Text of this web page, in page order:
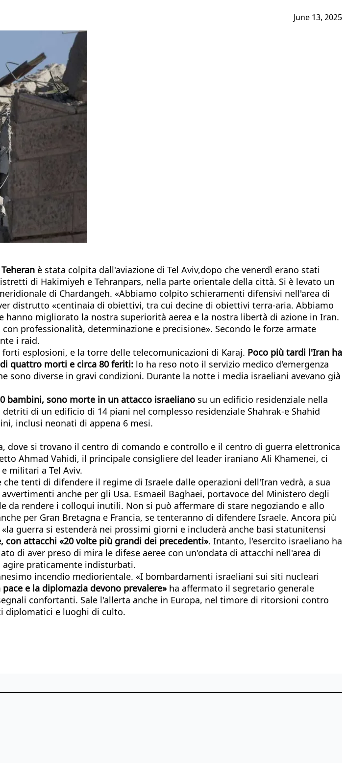
June 13, 2025
Teheran è stata colpita dall'aviazione di Tel Aviv,dopo che venerdì erano stati
di Hakimiyeh e Tehranpars, nella parte orientale della città. Si è levato un
di Chardangeh. «Abbiamo colpito schieramenti difensivi nell'area di
distrutto «centinaia di obiettivi, tra cui decine di obiettivi terra-aria. Abbiamo
migliorato la nostra superiorità aerea e la nostra libertà di azione in Iran.
professionalità, determinazione e precisione». Secondo le forze armate
i raid.
esplosioni, e la torre delle telecomunicazioni di Karaj. Poco più tardi l'Iran ha
quattro morti e circa 80 feriti: lo ha reso noto il servizio medico d'emergenza
sono diverse in gravi condizioni. Durante la notte i media israeliani avevano già
bambini, sono morte in un attacco israeliano su un edificio residenziale nella
di un edificio di 14 piani nel complesso residenziale Shahrak-e Shahid
inclusi neonati di appena 6 mesi.
dove si trovano il centro di comando e controllo e il centro di guerra elettronica
Ahmad Vahidi, il principale consigliere del leader iraniano Ali Khamenei, ci
militari a Tel Aviv.
che tenti di difendere il regime di Israele dalle operazioni dell'Iran vedrà, a sua
anche per gli Usa. Esmaeil Baghaei, portavoce del Ministero degli
rendere i colloqui inutili. Non si può affermare di stare negoziando e allo
per Gran Bretagna e Francia, se tenteranno di difendere Israele. Ancora più
guerra si estenderà nei prossimi giorni e includerà anche basi statunitensi
attacchi «20 volte più grandi dei precedenti». Intanto, l'esercito israeliano ha
di aver preso di mira le difese aeree con un'ondata di attacchi nell'area di
agire praticamente indisturbati.
incendio mediorientale. «I bombardamenti israeliani sui siti nucleari
e la diplomazia devono prevalere» ha affermato il segretario generale
confortanti. Sale l'allerta anche in Europa, nel timore di ritorsioni contro
diplomatici e luoghi di culto.